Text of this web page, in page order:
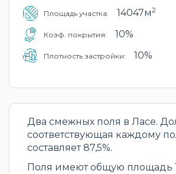
Площадь участка: 14047м2
Коэф. покрытия: 10%
Плотность застройки: 10%
Два смежных поля в Ласе.
соответствующая каждому
составляет 87,5%.
Поля имеют общую площадь